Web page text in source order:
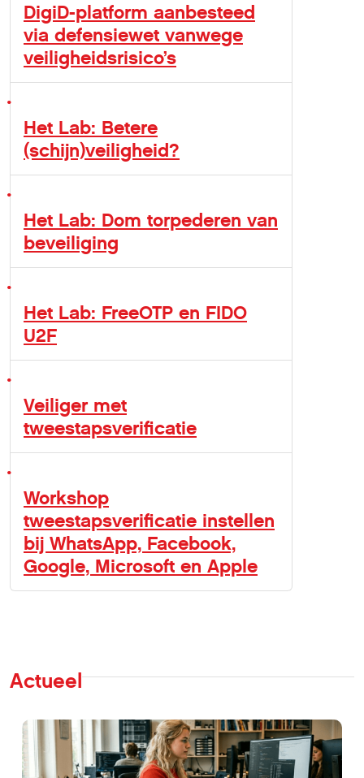
DigiD-platform aanbesteed
via defensiewet vanwege
veiligheidsrisico’s
Het Lab: Betere
(schijn)veiligheid?
Het Lab: Dom torpederen van
beveiliging
Het Lab: FreeOTP en FIDO
U2F
Veiliger met
tweestapsverificatie
Workshop
tweestapsverificatie instellen
bij WhatsApp, Facebook,
Google, Microsoft en Apple
Actueel